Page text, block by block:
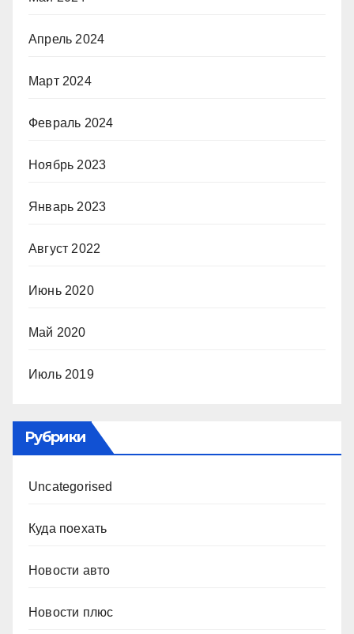
Апрель 2024
Март 2024
Февраль 2024
Ноябрь 2023
Январь 2023
Август 2022
Июнь 2020
Май 2020
Июль 2019
Рубрики
Uncategorised
Куда поехать
Новости авто
Новости плюс